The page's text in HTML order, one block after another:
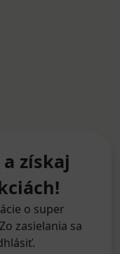
získaj
o super
zasielania sa